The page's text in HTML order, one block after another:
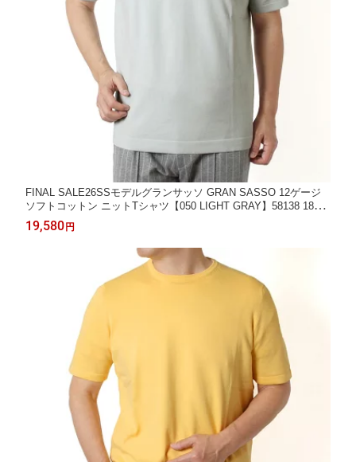
FINAL SALE26SSモデルグランサッソ GRAN SASSO 12ゲージ
ソフトコットン ニットTシャツ【050 LIGHT GRAY】58138 18120
050 LIGHT GRAY/【2026SS】m-tops
19,580円